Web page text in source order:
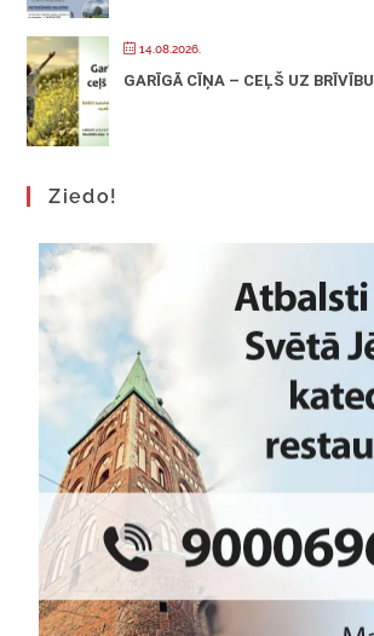
14.08.2026.
GARĪGĀ CĪŅA – CEĻŠ UZ BRĪVĪBU
Ziedo!